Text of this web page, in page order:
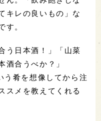
キレの良いもの」な
す。
う日本酒！」「山菜
酒合うべか？」
う肴を想像してから注
スメを教えてくれる